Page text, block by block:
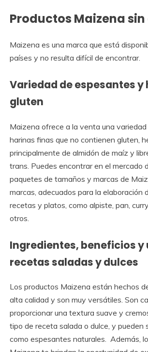
Productos Maizena
Maizena es una marca que está
países y no resulta difícil de encontrar.
Variedad de espesantes y
gluten
Maizena ofrece a la venta una
harinas finas que no contienen gluten,
principalmente de almidón de maíz y
trans. Puedes encontrar en el mercado
paquetes de tamaños y marcas de
marcas, adecuados para la elaboración
recetas y platos, como alpiste, pan,
otros.
Ingredientes, beneficios y
recetas saladas y dulces
Los productos Maizena están hechos
alta calidad y son muy versátiles. Son
proporcionar una textura suave y
tipo de receta salada o dulce, y pueden
como espesantes naturales. Además,